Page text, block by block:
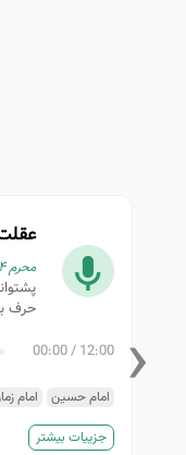
محرم ۱۴۰۴_فایل دوم_بخش دوم
حرف
12:00
/
00:00
امام حسین امام
جزییات بیشتر
‹